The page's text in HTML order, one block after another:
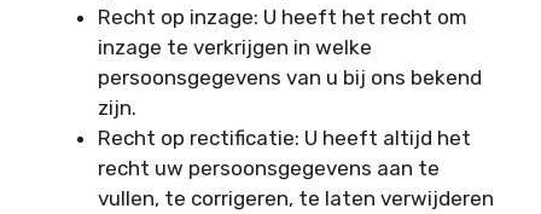
Recht op inzage: U heeft het recht om
inzage te verkrijgen in welke
persoonsgegevens van u bij ons bekend
zijn.
Recht op rectificatie: U heeft altijd het
recht uw persoonsgegevens aan te
vullen, te corrigeren, te laten verwijderen